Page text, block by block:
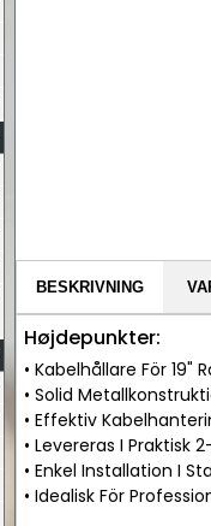
BESKRIVNING
Højdepunkter:
• Kabelhållare För 19"
• Solid
• Effektiv
• Levereras I Praktisk
• Enkel Installation I
• Idealisk För